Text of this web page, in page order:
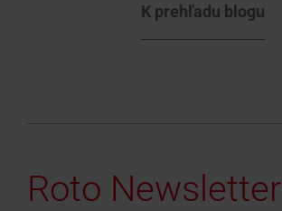
K prehľadu blogu
Roto Newsletter